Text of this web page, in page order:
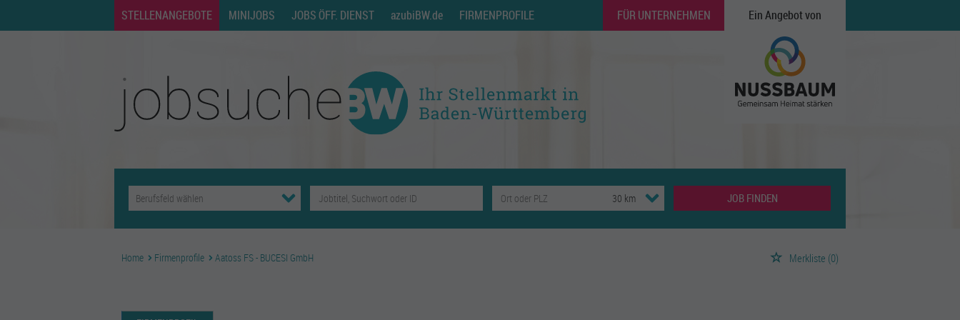
STELLENANGEBOTE MINIJOBS JOBS ÖFF. DIENST azubiBW.de FIRMENPROFILE FÜR UNTERNEHMEN Ein Angebot von
JOB FINDEN
Home Firmenprofile Aatoss FS - BUCESI GmbH Merkliste (0)